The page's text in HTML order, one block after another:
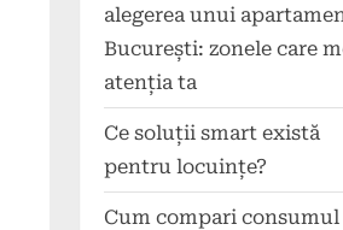
alegerea unui
București: zonele care
atenția ta
Ce soluții smart există
pentru locuințe?
Cum compari consumul